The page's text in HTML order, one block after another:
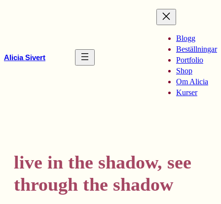
Alicia Sivert
Blogg
Beställningar
Portfolio
Shop
Om Alicia
Kurser
live in the shadow, see
through the shadow